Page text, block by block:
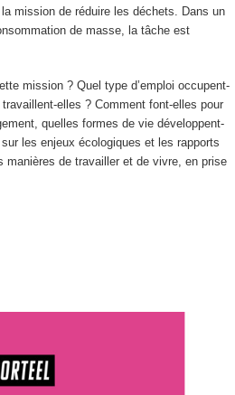
mission de réduire les déchets. Dans un
de masse, la tâche est
mission ? Quel type d’emploi occupent-
elles ? Comment font-elles pour
quelles formes de vie développent-
les enjeux écologiques et les rapports
manières de travailler et de vivre, en prise